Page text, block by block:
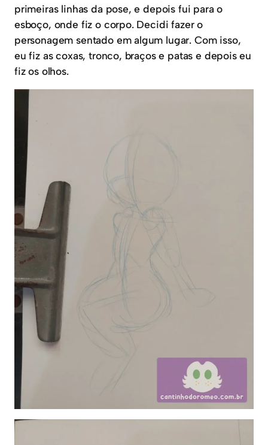
primeiras linhas da pose, e depois fui para o
esboço, onde fiz o corpo. Decidi fazer o
personagem sentado em algum lugar. Com isso,
eu fiz as coxas, tronco, braços e patas e depois eu
fiz os olhos.